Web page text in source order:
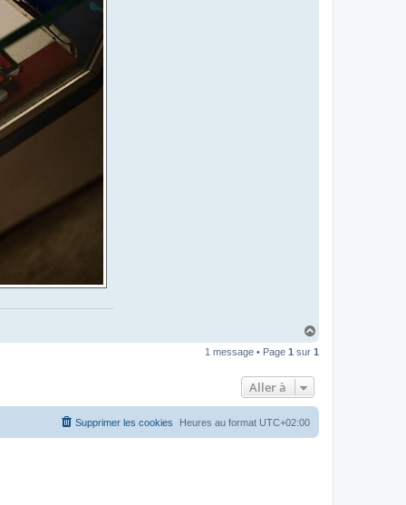
u
1 message • Page 1 sur 1
Aller à
Heures au format UTC+02:00
Supprimer les cookies